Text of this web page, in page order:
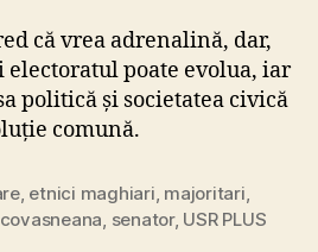
că vrea adrenalină, dar,
poate evolua, iar
politică și societatea civică
comună.
, etnici maghiari, majoritari,
, senator, USR PLUS